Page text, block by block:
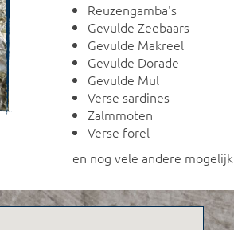
Reuzengamba's
Gevulde Zeebaars
Gevulde Makreel
Gevulde Dorade
Gevulde Mul
Verse sardines
Zalmmoten
Verse forel
en nog vele andere